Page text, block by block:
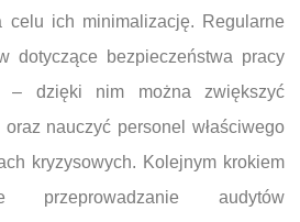
celu ich minimalizację. Regularne
dotyczące bezpieczeństwa pracy
– dzięki nim można zwiększyć
nauczyć personel właściwego
kryzysowych. Kolejnym krokiem
przeprowadzanie audytów